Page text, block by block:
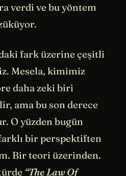
verdi ve bu yöntem
fark üzerine çeşitli
Mesela, kimimiz
daha zeki biri
ama bu son derece
O yüzden bugün
bir perspektiften
Bir teori üzerinden.
“The Law Of